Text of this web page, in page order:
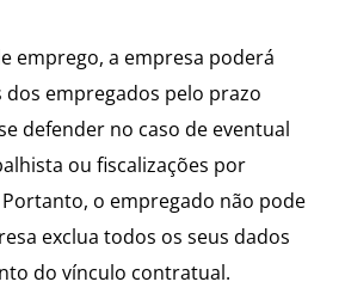
emprego, a empresa poderá
empregados pelo prazo
defender no caso de eventual
ou fiscalizações por
o empregado não pode
exclua todos os seus dados
do vínculo contratual.